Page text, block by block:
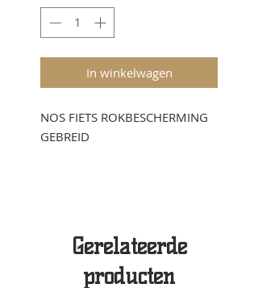
In winkelwagen
NOS FIETS ROKBESCHERMING
GEBREID
Gerelateerde
producten